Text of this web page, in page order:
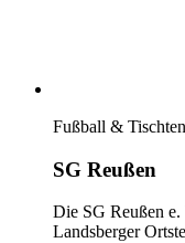
Fußball &
SG Reußen
Die SG Reußen
Landsberger